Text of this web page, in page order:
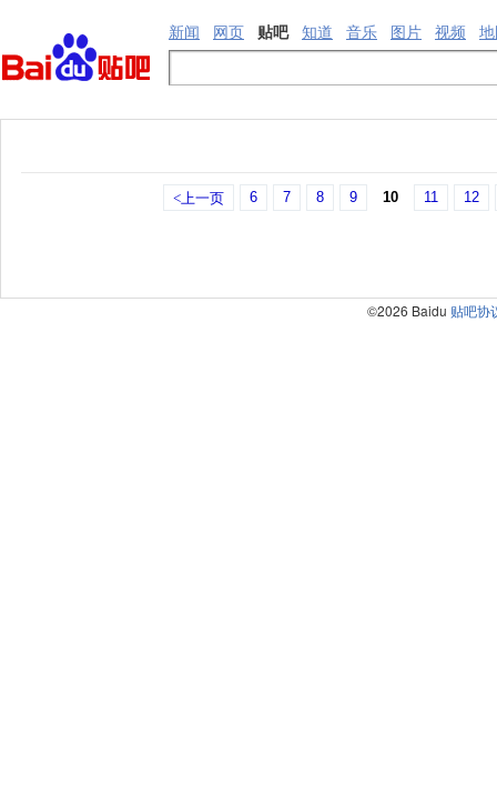
新闻 网页 贴吧 知道 音乐 图片 视频
<上一页 6 7 8 9 10 11 12
©2026 Baidu 贴吧协